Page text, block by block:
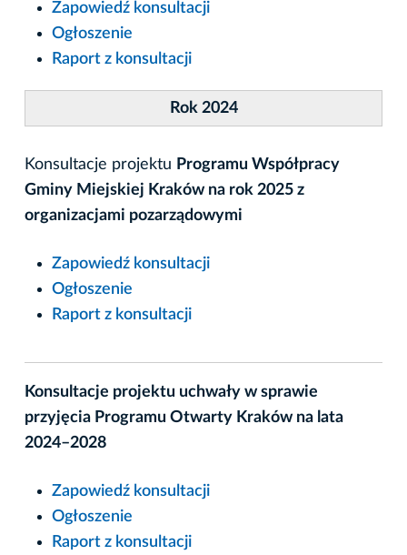
Zapowiedź konsultacji
Ogłoszenie
Raport z konsultacji
Rok 2024
Konsultacje projektu Programu Współpracy
Gminy Miejskiej Kraków na rok 2025 z
organizacjami pozarządowymi
Zapowiedź konsultacji
Ogłoszenie
Raport z konsultacji
Konsultacje projektu uchwały w sprawie
przyjęcia Programu Otwarty Kraków na lata
2024–2028
Zapowiedź konsultacji
Ogłoszenie
Raport z konsultacji